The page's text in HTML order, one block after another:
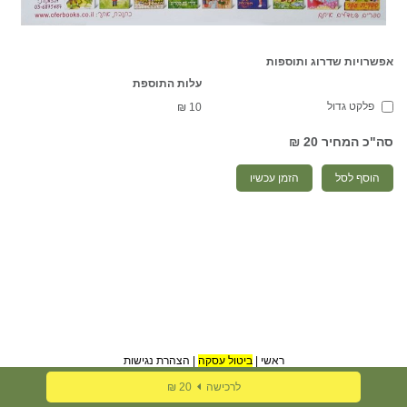
אפשרויות שדרוג ותוספות
עלות התוספת
פלקט גדול
10
₪
סה"כ המחיר 20 ₪
הוסף לסל הזמן עכשיו
ראשי |ביטול עסקה הצהרת נגישות
לרכישה 20 ₪